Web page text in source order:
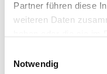
Partner führen diese
weiteren Daten
Notwendig